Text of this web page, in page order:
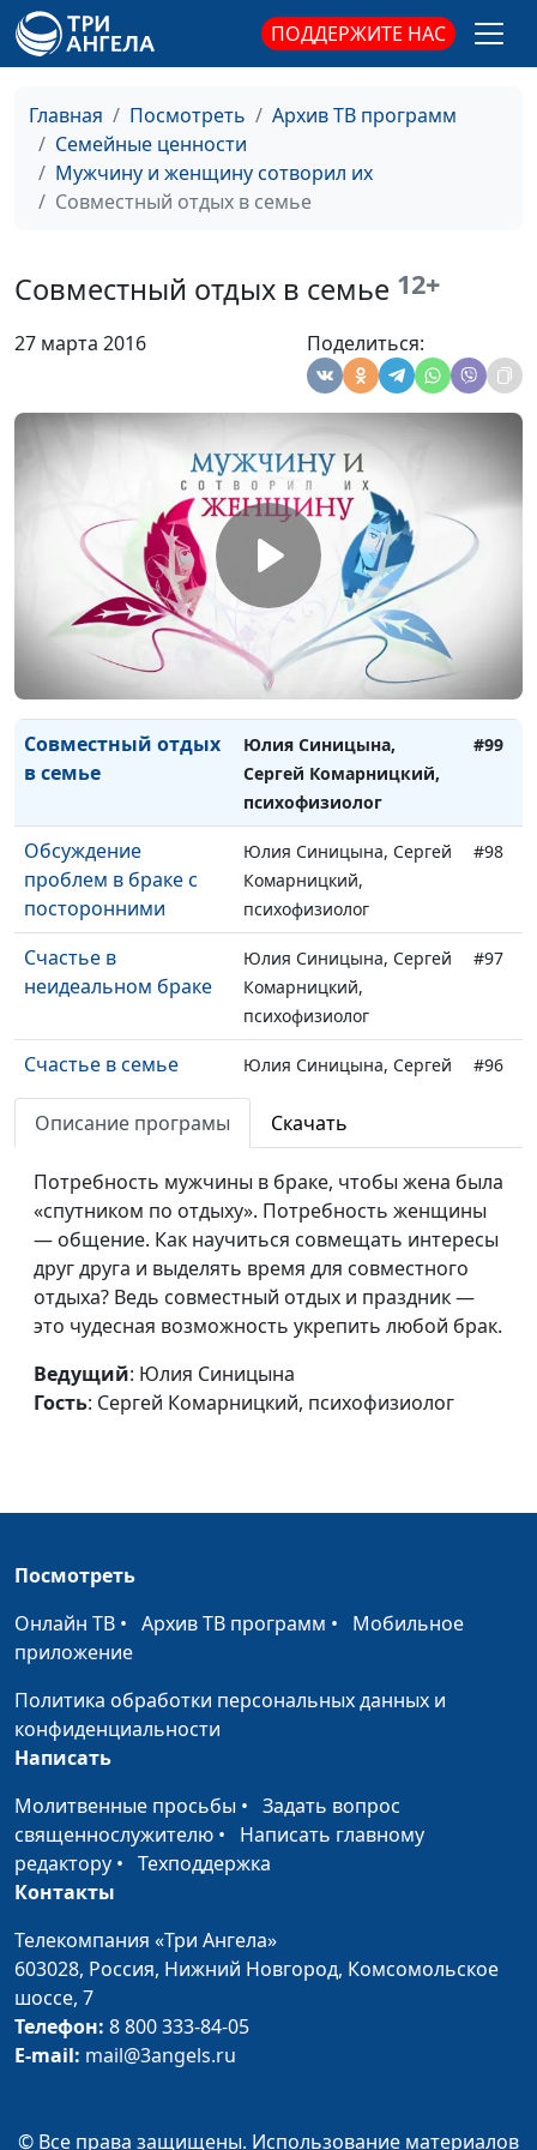
ПОДДЕРЖИТЕ НАС
Главная Посмотреть
Архив ТВ программ
Семейные ценности
Мужчину и женщину сотворил их
Совместный отдых в семье
Совместный отдых в семье 12+
27 марта 2016 Поделиться:
человека (вторая
часть)
Комарницкий,
психофизиолог
Прощение близкого
человека (первая
часть)
Юлия Синицына, Сергей
Комарницкий,
Основа любви
Юлия Синицына, Сергей
измену?
Комарницкий,
психофизиолог
Верность в браке
Юлия Синицына, Сергей
Комарницкий,
психофизиолог
Как сохранить брак?
Юлия Синицына, Сергей
Комарницкий,
психофизиолог
#101
Отношения с
родителями
Юлия Синицына, Сергей
Комарницкий,
психофизиолог
Совместный отдых
в семье
Юлия Синицына,
Сергей Комарницкий,
психофизиолог
#99
Обсуждение
проблем в браке с
посторонними
Юлия Синицына, Сергей
Комарницкий,
психофизиолог
#98
Счастье в
неидеальном браке
Юлия Синицына, Сергей
Комарницкий,
психофизиолог
#97
Счастье в семье
Юлия Синицына, Сергей
Комарницкий,
психофизиолог
#96
Секс. Вопросы и
ответы (вторая
часть)
Виталий Киссер,
Людмила Верлан,
психолог, семейный
Секс. Вопросы и
ответы (первая
часть)
Виталий Киссер,
Людмила Верлан,
консультант
#94
Секреты
отношений (первая
часть)
психолог, семейный
Сексуальное
воспитание
подростков (вторая
часть)
Виталий Киссер,
консультант
Сексуальное
воспитание
подростков (первая
часть)
Виталий Киссер,
Людмила Верлан,
консультант
Сексуальное
воспитание детей
Виталий Киссер,
Описание програмы Скачать
Потребность мужчины в браке, чтобы жена была
«спутником по отдыху». Потребность женщины
— общение. Как научиться совмещать интересы
друг друга и выделять время для совместного
отдыха? Ведь совместный отдых и праздник —
это чудесная возможность укрепить любой брак.
Ведущий: Юлия Синицына
Гость: Сергей Комарницкий, психофизиолог
Посмотреть
Онлайн ТВ • Архив ТВ программ • Мобильное
приложение
Политика обработки персональных данных и
конфиденциальности
Написать
Молитвенные просьбы • Задать вопрос
священнослужителю • Написать главному
редактору • Техподдержка
Контакты
Телекомпания «Три Ангела»
603028, Россия, Нижний Новгород, Комсомольское
шоссе, 7
Телефон: 8 800 333-84-05
E-mail: mail@3angels.ru
© Все права защищены. Использование материалов